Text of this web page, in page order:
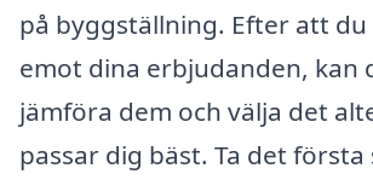
på byggställning. Efter att
emot dina erbjudanden, kan
jämföra dem och välja det
passar dig bäst. Ta det